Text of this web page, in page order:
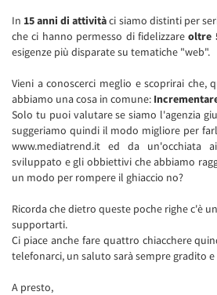
In 15 anni di attivitàci siamo distinti per
che ci hanno permesso di fidelizzareoltre
esigenze più disparate su tematiche "web".
Vieni a conoscerci meglio e scoprirai che,
abbiamo una cosa in comune:
Solo tu puoi valutare se siamo l'agenzia
suggeriamo quindi il modo migliore per
www.mediatrend.it ed da un'occhiata
sviluppato e gli obbiettivi che abbiamo
un modo per rompere il ghiaccio no?
Ricorda che dietro queste poche righe c'è
supportarti.
Ci piace anche fare quattro chiacchere
telefonarci, un saluto sarà sempre gradito
A presto,